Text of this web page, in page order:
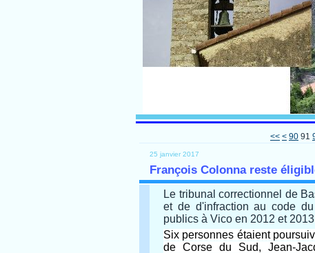
<< < 10
20
30
40
50
60
70
80
90 91
25 janvier 2017
François Colonna reste
Le tribunal correctionnel de
et de d'infraction au code
publics à Vico en 2012 et
Six personnes étaient
de Corse du Sud, Jean-